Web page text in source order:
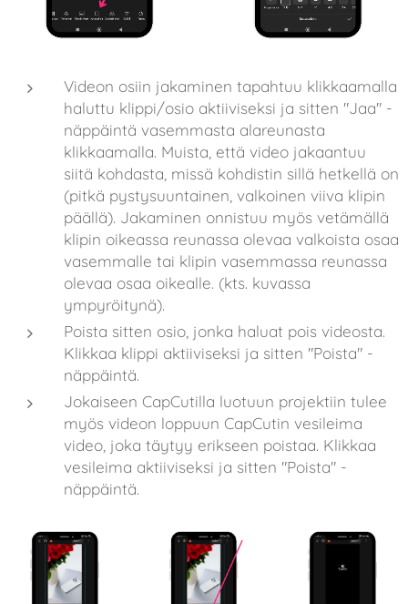
Videon osiin jakaminen tapahtuu klikkaamalla
haluttu klippi/osio aktiiviseksi ja sitten "Jaa" -
näppäintä vasemmasta alareunasta
klikkaamalla. Muista, että video jakaantuu
siitä kohdasta, missä kohdistin sillä hetkellä on
(pitkä pystysuuntainen, valkoinen viiva klipin
päällä). Jakaminen onnistuu myös vetämällä
klipin oikeassa reunassa olevaa valkoista osaa
vasemmalle tai klipin vasemmassa reunassa
olevaa osaa oikealle. (kts. kuvassa
ympyröitynä).
Poista sitten osio, jonka haluat pois videosta.
Klikkaa klippi aktiiviseksi ja sitten "Poista" -
näppäintä.
Jokaiseen CapCutilla luotuun projektiin tulee
myös videon loppuun CapCutin vesileima
video, joka täytyy erikseen poistaa. Klikkaa
vesileima aktiiviseksi ja sitten "Poista" -
näppäintä.